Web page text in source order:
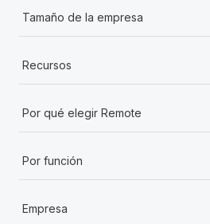
Tamaño de la empresa
Recursos
Por qué elegir Remote
Por función
Empresa